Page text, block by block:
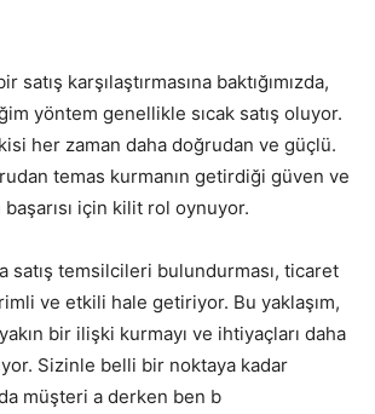
karşılaştırmasına baktığımızda,
yöntem genellikle sıcak satış oluyor.
her zaman daha doğrudan ve güçlü.
temas kurmanın getirdiği güven ve
başarısı için kilit rol oynuyor.
satış temsilcileri bulundurması, ticaret
ve etkili hale getiriyor. Bu yaklaşım,
bir ilişki kurmayı ve ihtiyaçları daha
Sizinle belli bir noktaya kadar
müşteri a derken ben b